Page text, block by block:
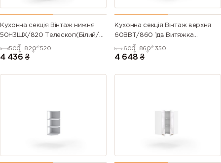
Кухонна секція Вінтаж нижня
50Н3ШХ/820 Телескоп(Білий/
Напівмат Білий 9003)
500 820 520
4 436 ₴
Кухонна секція Вінтаж верхня
60ВВТ/860 1дв Витяжка
Телескоп Pro Blum ЛІВА(Білий/
Напівмат Білий 9003)
600 860 350
4 648 ₴